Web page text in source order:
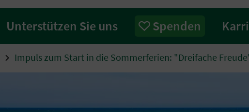
Unterstützen Sie uns Spenden
Impuls zum Start in die Sommerferien: "Dreifache